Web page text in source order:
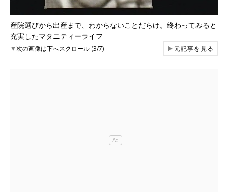
産院選びから出産まで、わからないことだらけ。終わってみると
充実したマタニティーライフ
▼次の画像は下へスクロール (3/7) ▶元記事を見る